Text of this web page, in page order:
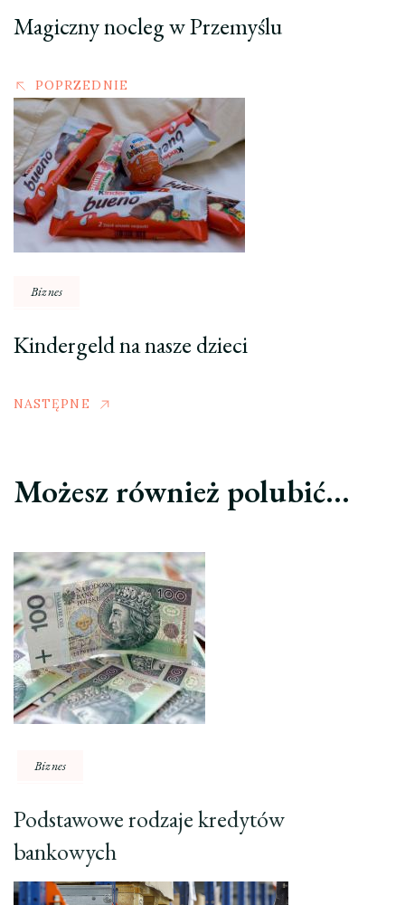
Magiczny nocleg w Przemyślu
POPRZEDNIE
Biznes
Kindergeld na nasze dzieci
NASTĘPNE
Możesz również polubić…
Biznes
Podstawowe rodzaje kredytów
bankowych